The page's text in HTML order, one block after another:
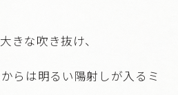
きな吹き抜け、
らは明るい陽射しが入るミ